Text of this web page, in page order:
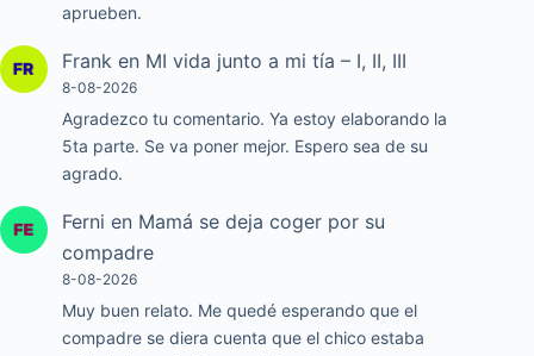
aprueben.
Frank en MI vida junto a mi tía – I, II, III
8-08-2026
Agradezco tu comentario. Ya estoy elaborando la
5ta parte. Se va poner mejor. Espero sea de su
agrado.
Ferni en Mamá se deja coger por su
compadre
8-08-2026
Muy buen relato. Me quedé esperando que el
compadre se diera cuenta que el chico estaba